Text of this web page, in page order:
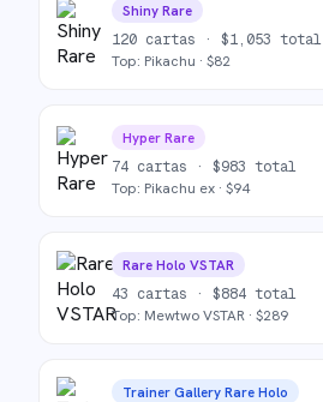
Shiny Rare
120 cartas · $1,053 total
Top: Pikachu · $82
Hyper Rare
74 cartas · $983 total
Top: Pikachu ex · $94
Rare Holo VSTAR
43 cartas · $884 total
Top: Mewtwo VSTAR · $289
Trainer Gallery Rare Holo